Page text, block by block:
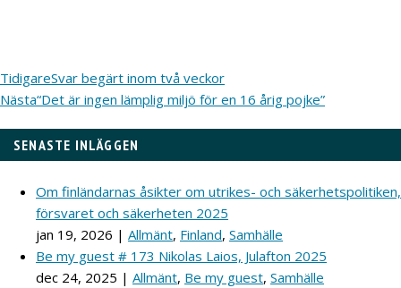
TidigareSvar begärt inom två veckor
Nästa“Det är ingen lämplig miljö för en 16 årig pojke”
SENASTE INLÄGGEN
Om finländarnas åsikter om utrikes- och säkerhetspolitiken,
försvaret och säkerheten 2025
jan 19, 2026 | Allmänt, Finland, Samhälle
Be my guest # 173 Nikolas Laios, Julafton 2025
dec 24, 2025 | Allmänt, Be my guest, Samhälle